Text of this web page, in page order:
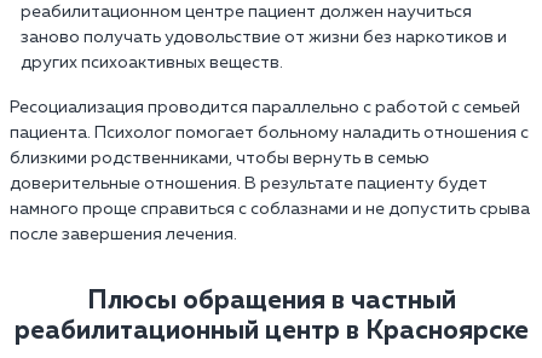
реабилитационном центре пациент должен научиться
заново получать удовольствие от жизни без наркотиков и
других психоактивных веществ.
Ресоциализация проводится параллельно с работой с семьей
пациента. Психолог помогает больному наладить отношения с
близкими родственниками, чтобы вернуть в семью
доверительные отношения. В результате пациенту будет
намного проще справиться с соблазнами и не допустить срыва
после завершения лечения.
Плюсы обращения в частный
реабилитационный центр в Красноярске